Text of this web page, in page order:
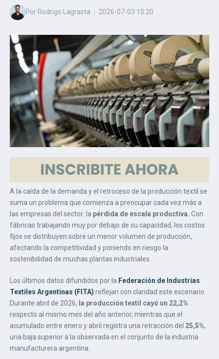
Por Rodrigo Lagrasta 2026-07-03 10:20
A la caída de la demanda y el retroceso de la producción textil se
suma un problema que comienza a preocupar cada vez más a
las empresas del sector: la pérdida de escala productiva. Con
fábricas trabajando muy por debajo de su capacidad, los costos
fijos se distribuyen sobre un menor volumen de producción,
afectando la competitividad y poniendo en riesgo la
sostenibilidad de muchas plantas industriales.
Los últimos datos difundidos por la Federación de Industrias
Textiles Argentinas (FITA) reflejan con claridad este escenario.
Durante abril de 2026, la producción textil cayó un 22,2%
respecto al mismo mes del año anterior, mientras que el
acumulado entre enero y abril registra una retracción del 25,5%,
una baja superior a la observada en el conjunto de la industria
manufacturera argentina.